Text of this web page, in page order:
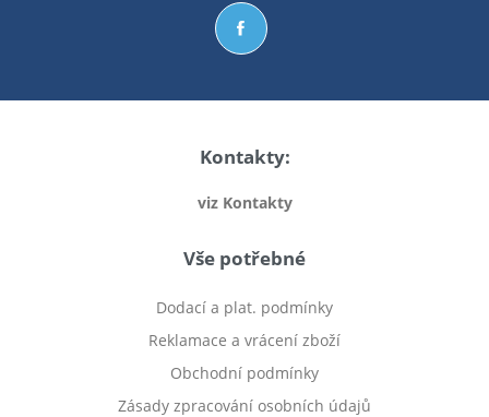
Kontakty:
viz Kontakty
Vše potřebné
Dodací a plat. podmínky
Reklamace a vrácení zboží
Obchodní podmínky
Zásady zpracování osobních údajů